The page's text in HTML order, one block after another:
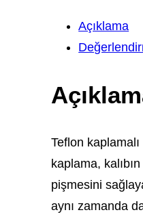
Açıklama
Teflon
kaplama,
pişmesini
aynı zamanda